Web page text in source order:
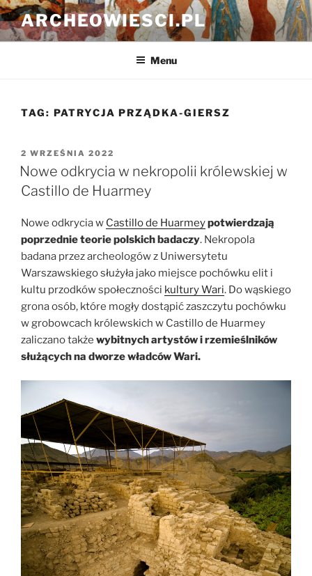
Przejdź
do
treści
ARCHEOWIESCI.PL
Menu
TAG: PATRYCJA PRZĄDKA-GIERSZ
OPUBLIKOWANE
W
2 WRZEŚNIA 2022
Nowe odkrycia w nekropolii królewskiej w
Castillo de Huarmey
Nowe odkrycia w Castillo de Huarmeypotwierdzają
poprzednie teorie polskich badaczy. Nekropola
badana przez archeologów z Uniwersytetu
Warszawskiego służyła jako miejsce pochówku elit i
kultu przodków społeczności kultury Wari. Do wąskiego
grona osób, które mogły dostąpić zaszczytu pochówku
w grobowcach królewskich w Castillo de Huarmey
zaliczano także wybitnych artystów i rzemieślników
służących na dworze władców Wari.